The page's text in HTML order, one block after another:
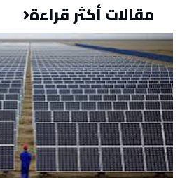
مقالات أكثر قراءة